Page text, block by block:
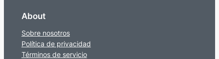
About
Sobre nosotros
Política de privacidad
Términos de servicio